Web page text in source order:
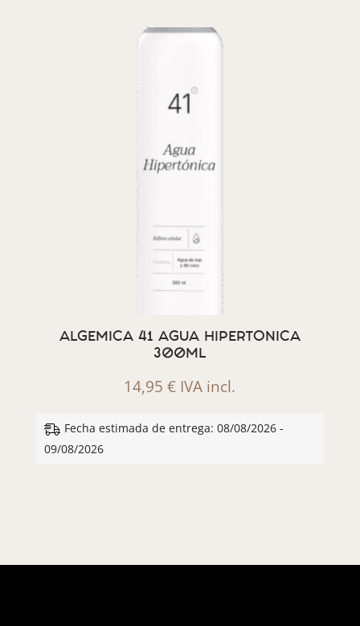
ALGEMICA 41 AGUA HIPERTONICA
300ML
14,95€ IVA incl.
Fecha estimada de entrega: 08/08/2026 -
09/08/2026